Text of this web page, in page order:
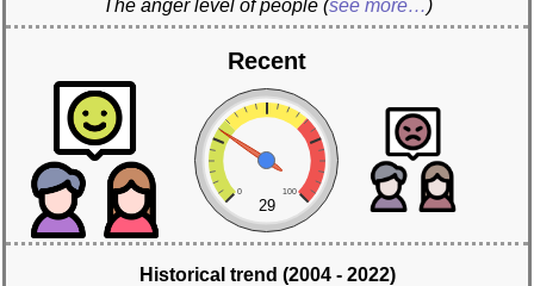
The anger level of people (see more…)
Recent
0 100
29
Historical trend (2004 - 2022)